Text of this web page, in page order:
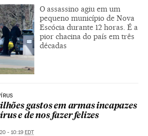
O assassino agiu em um
pequeno município de Nova
Escócia durante 12 horas. É a
pior chacina do país em três
décadas
gastos em armas incapazes
e de nos fazer felizes
- 10:19 EDT